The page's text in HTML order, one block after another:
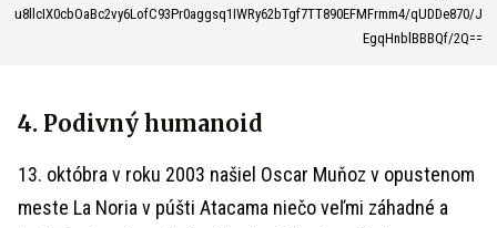
u8llcIX0cbOaBc2vy6LofC93Pr0aggsq1IWRy62bTgf7TT890EFMFrmm4/qUDDe870/J
EgqHnblBBBQf/2Q==
4. Podivný humanoid
13. októbra v roku 2003 našiel Oscar Muňoz v opustenom
meste La Noria v púšti Atacama niečo veľmi záhadné a